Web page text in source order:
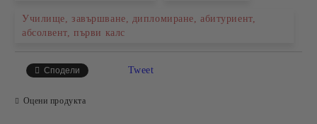
Училище, завършване, дипломиране, абитуриент,
абсолвент, първи калс
Сподели Tweet
Оцени продукта